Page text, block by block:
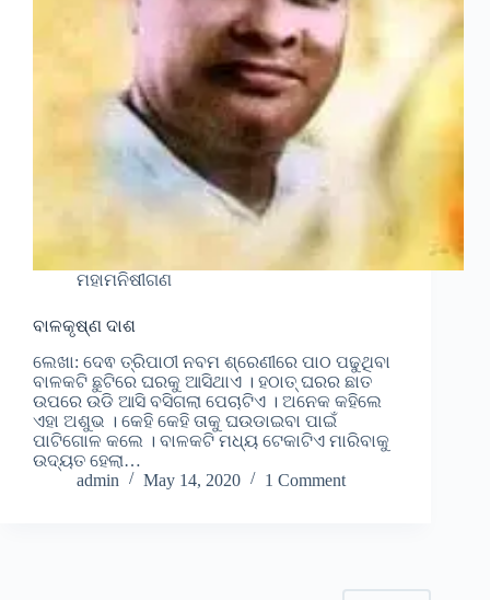
ମହାମନିଷୀଗଣ
ବାଳକୃଷ୍ଣ ଦାଶ
ଲେଖା: ଦେଵ ତ୍ରିପାଠୀ ନବମ ଶ୍ରେଣୀରେ ପାଠ ପଢୁଥିବା
ବାଳକଟି ଛୁଟିରେ ଘରକୁ ଆସିଥାଏ । ହଠାତ୍ ଘରର ଛାତ
ଉପରେ ଉଡି ଆସି ବସିଗଲା ପେଚାଟିଏ । ଅନେକ କହିଲେ
ଏହା ଅଶୁଭ । କେହି କେହି ତାକୁ ଘଉଡାଇବା ପାଇଁ
ପାଟିଗୋଳ କଲେ । ବାଳକଟି ମଧ୍ୟ ଟେକାଟିଏ ମାରିବାକୁ
ଉଦ୍ୟତ ହେଲା…
admin
May 14, 2020 1 Comment